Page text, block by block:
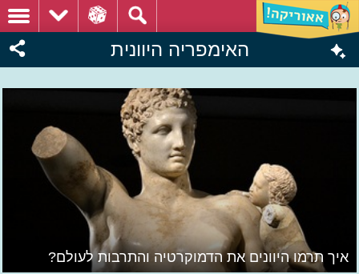
האימפריה היוונית
איך תרמו היוונים את הדמוקרטיה והתרבות לעולם?